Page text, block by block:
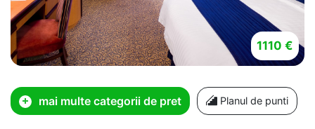
1110 €
mai multe categorii de pret Planul de punti